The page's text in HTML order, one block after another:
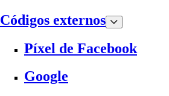
Códigos externos
Píxel de Facebook
Google